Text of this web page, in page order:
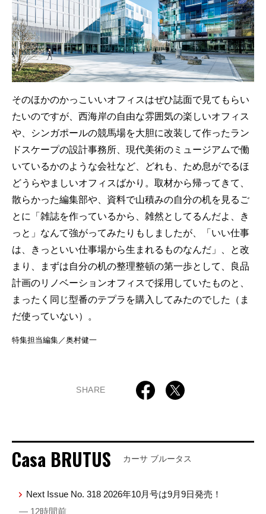
そのほかのかっこいいオフィスはぜひ誌面で見てもらい
たいのですが、西海岸の自由な雰囲気の楽しいオフィス
や、シンガポールの競馬場を大胆に改装して作ったラン
ドスケープの設計事務所、現代美術のミュージアムで働
いているかのような会社など、どれも、ため息がでるほ
どうらやましいオフィスばかり。取材から帰ってきて、
散らかった編集部や、資料で山積みの自分の机を見るご
とに「雑誌を作っているから、雑然としてるんだよ、き
っと」なんて強がってみたりもしましたが、「いい仕事
は、きっといい仕事場から生まれるものなんだ」、と改
まり、まずは自分の机の整理整頓の第一歩として、良品
計画のリノベーションオフィスで採用していたものと、
まったく同じ型番のテプラを購入してみたのでした（ま
だ使っていない）。
特集担当編集／奥村健一
SHARE
Casa BRUTUS カーサ ブルータス
Next Issue No. 318 2026年10月号は9月9日発売！
— 12時間前